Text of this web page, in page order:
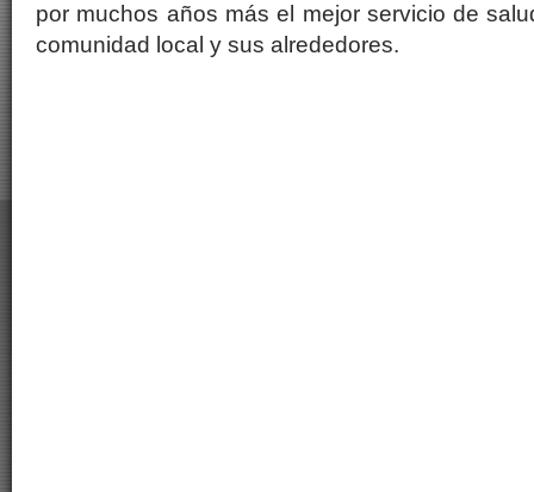
por muchos años más el mejor servicio de
comunidad local y sus alrededores.